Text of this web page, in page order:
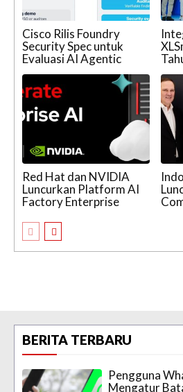
Cisco Rilis Foundry
Security Spec untuk
Evaluasi AI Agentic
Red Hat dan NVIDIA
Luncurkan Platform AI
Factory Enterprise
BERITA TERBARU
Pengguna
Mengatur